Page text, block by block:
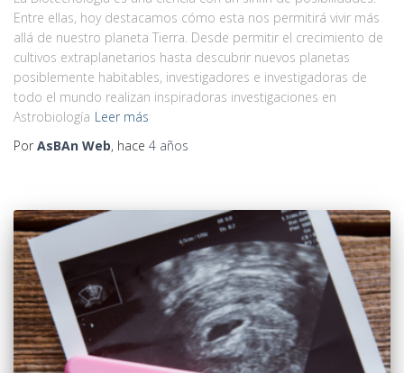
Entre ellas, hoy destacamos cómo esta nos permitirá vivir más
allá de nuestro planeta Tierra. Desde permitir el crecimiento de
cultivos extraplanetarios hasta descubrir nuevos planetas
posiblemente habitables, investigadores e investigadoras de
todo el mundo realizan inspiradoras investigaciones en
Astrobiología Leer más
Por AsBAn Web, hace 4 años